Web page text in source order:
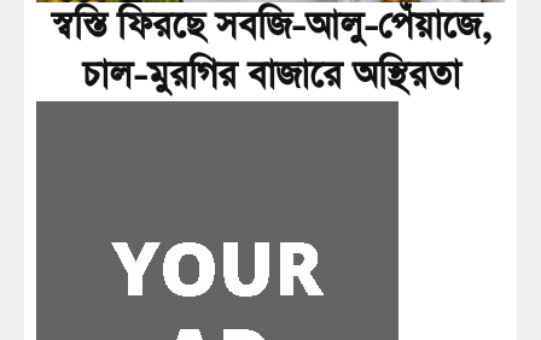
স্বস্তি ফিরছে সবজি-আলু-পেঁয়াজে,
চাল-মুরগির বাজারে অস্থিরতা